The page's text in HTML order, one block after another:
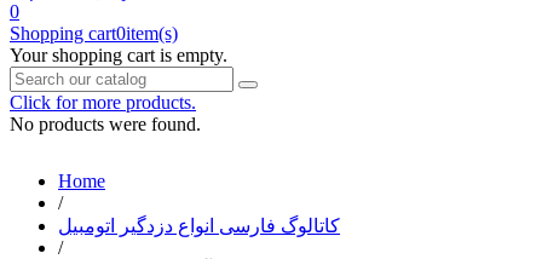
0
Shopping cart0item(s)
Your shopping cart is empty.
Click for more products.
No products were found.
Home
/
کاتالوگ فارسی انواع دزدگیر اتومبیل
/